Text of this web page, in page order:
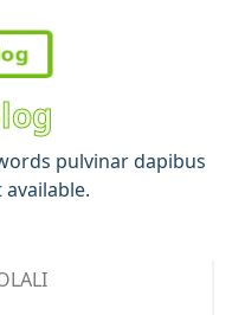
pulvinar dapibus
OCT 2023